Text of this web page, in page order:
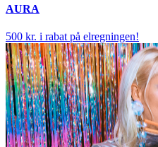
AURA
500 kr. i rabat på elregningen!